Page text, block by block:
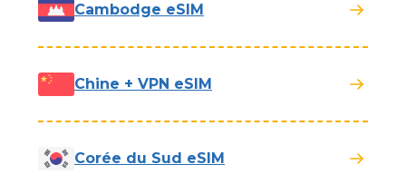
Cambodge eSIM
Chine + VPN eSIM
Corée du Sud eSIM